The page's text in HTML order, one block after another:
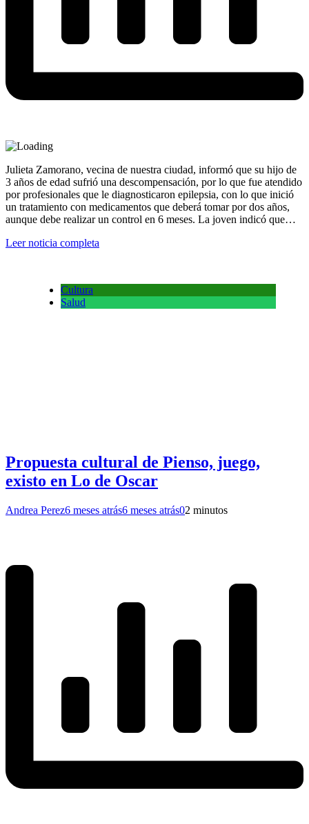
Julieta Zamorano, vecina de nuestra ciudad, informó que su hijo de
3 años de edad sufrió una descompensación, por lo que fue atendido
por profesionales que le diagnosticaron epilepsia, con lo que inició
un tratamiento con medicamentos que deberá tomar por dos años,
aunque debe realizar un control en 6 meses. La joven indicó que…
Leer noticia completa
Cultura
Salud
Propuesta cultural de Pienso, juego,
existo en Lo de Oscar
Andrea Perez6 meses atrás6 meses atrás02 minutos